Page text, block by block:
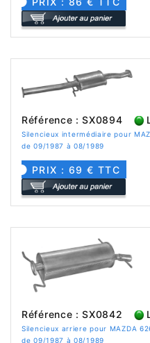
Référence : SX0894
Silencieux intermédiaire pour
de 09/1987 à 08/1989
PRIX : 69 € TTC
Référence : SX0842
Silencieux arriere pour MAZDA
de 09/1987 à 08/1989